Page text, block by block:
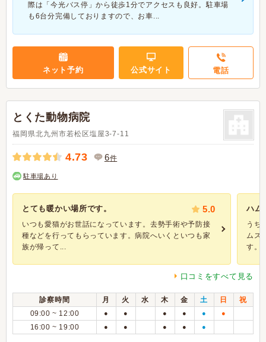
際は「今光バス停」から徒歩1分でアクセスも良好。駐車場
も6台分完備しておりますので、お車...
ネット予約 公式サイト 電話
とくた動物病院
福岡県北九州市若松区塩屋3-7-11
4.73 6件
駐車場あり
とても暖かい場所です。 5.0
いつも愛猫がお世話になっています。去勢手術や予防接
種などを行ってもらっています。病院へいくといつも家
族が帰って...
ハム
うち
ムス
す。
口コミをすべて見る
診察時間 月 火 水 木 金 土 日
祝
09:00 ~ 12:00
● ● ● ● ● ●
16:00 ~ 19:00 ● ● ● ● ●